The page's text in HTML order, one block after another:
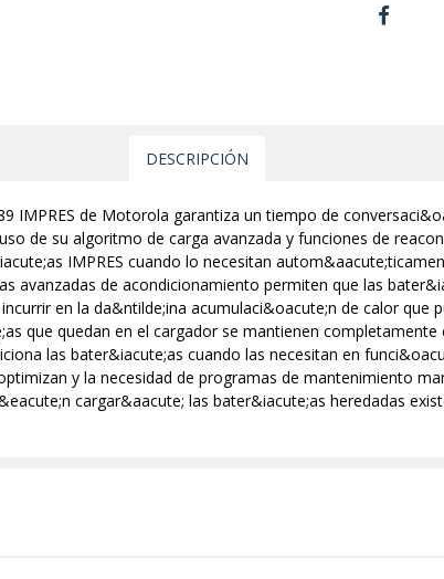
DESCRIPCIÓN
IMPRES de Motorola garantiza un tiempo de
de su algoritmo de carga avanzada y funciones de
IMPRES cuando lo necesitan
avanzadas de acondicionamiento permiten que las
en la da&ntilde;ina acumulaci&oacute;n de calor que
que quedan en el cargador se mantienen
las bater&iacute;as cuando las necesitan en
y la necesidad de programas de mantenimiento
cargar&aacute; las bater&iacute;as heredadas